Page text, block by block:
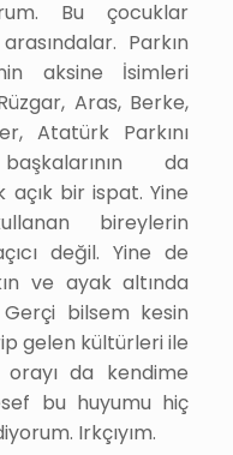
Bu çocuklar
Parkın
aksine İsimleri
, Aras, Berke,
Atatürk Parkını
da
açık bir ispat. Yine
bireylerin
değil. Yine de
ve ayak altında
bilsem kesin
gelen kültürleri ile
da kendime
bu huyumu hiç
Irkçıyım.